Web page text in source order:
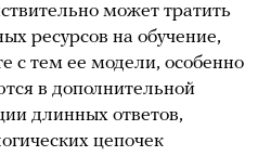
может тратить
ресурсов на обучение,
с тем ее модели, особенно
в дополнительной
длинных ответов,
цепочек